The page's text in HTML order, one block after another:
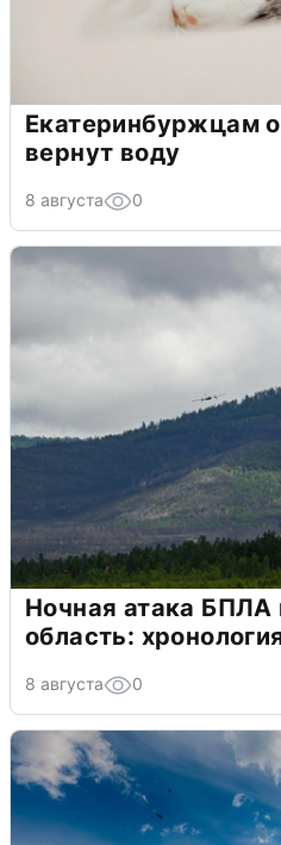
Екатеринбуржцам
вернут воду
8 августа 0
Ночная атака
область:
8 августа 0